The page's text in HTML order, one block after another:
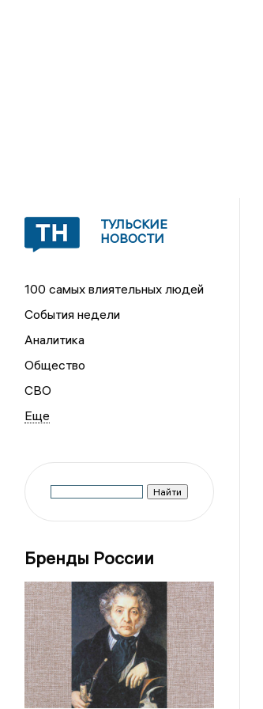
ТУЛЬСКИЕ
НОВОСТИ
100 самых влиятельных людей
События недели
Аналитика
Общество
СВО
Бренды России